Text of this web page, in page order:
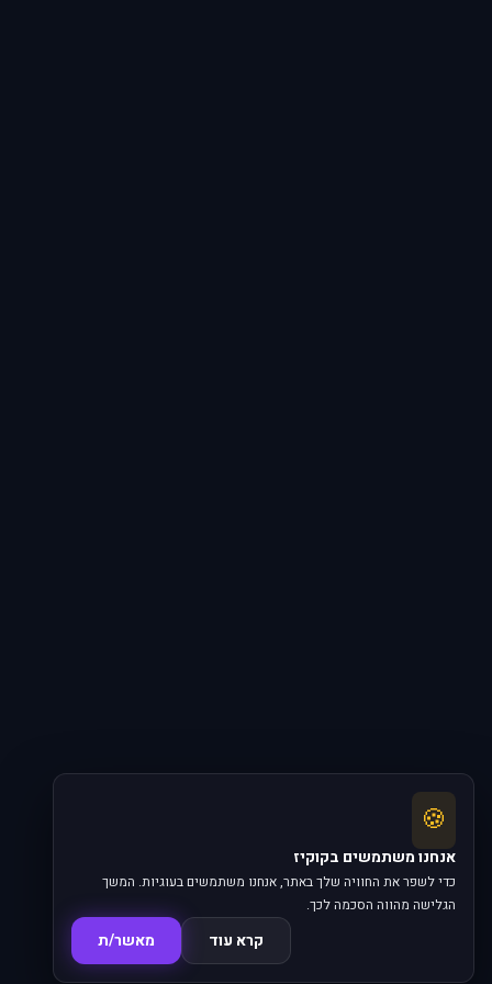
🍪
אנחנו משתמשים בקוקיז
כדי לשפר את החוויה שלך באתר, אנחנו משתמשים בעוגיות. המשך
הגלישה מהווה הסכמה לכך.
קרא עוד מאשר/ת